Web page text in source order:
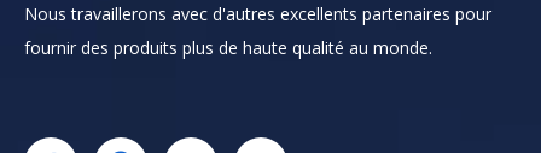
Nous travaillerons avec d'autres excellents partenaires pour
fournir des produits plus de haute qualité au monde.